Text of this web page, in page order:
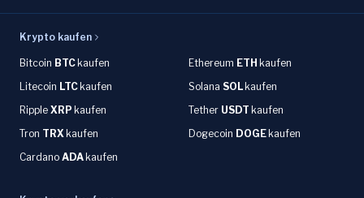
Krypto kaufen
Bitcoin BTC kaufen Ethereum ETH kaufen
Litecoin LTC kaufen Solana SOL kaufen
Ripple XRP kaufen Tether USDT kaufen
Tron TRX kaufen Dogecoin DOGE kaufen
Cardano ADA kaufen